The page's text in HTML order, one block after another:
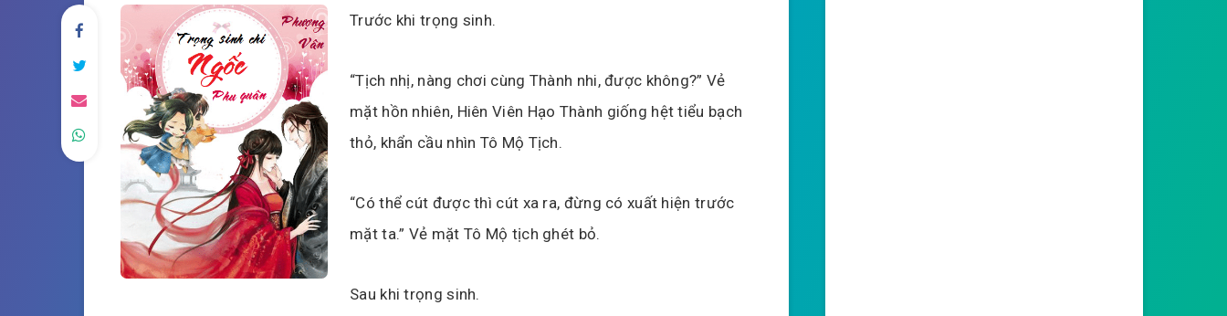
Trước khi trọng sinh.
“Tịch nhị, nàng chơi cùng Thành nhi, được không?” Vẻ
mặt hồn nhiên, Hiên Viên Hạo Thành giống hệt tiểu bạch
thỏ, khẩn cầu nhìn Tô Mộ Tịch.
“Có thể cút được thì cút xa ra, đừng có xuất hiện trước
mặt ta.” Vẻ mặt Tô Mộ tịch ghét bỏ.
Sau khi trọng sinh.